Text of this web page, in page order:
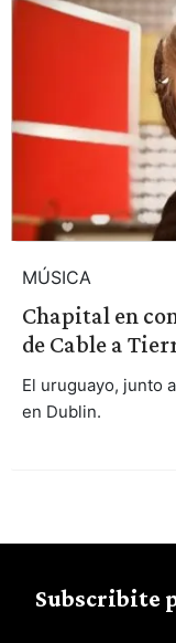
MÚSICA
Chapital en
de Cable a
El uruguayo, junto
en Dublin.
Subscribite